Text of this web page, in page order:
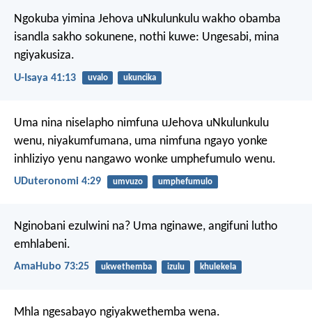
Ngokuba yimina Jehova uNkulunkulu wakho obamba
isandla sakho sokunene, nothi kuwe: Ungesabi, mina
ngiyakusiza.
U-Isaya 41:13 uvalo ukuncika
Uma nina niselapho nimfuna uJehova uNkulunkulu
wenu, niyakumfumana, uma nimfuna ngayo yonke
inhliziyo yenu nangawo wonke umphefumulo wenu.
UDuteronomi 4:29 umvuzo umphefumulo
Nginobani ezulwini na? Uma nginawe, angifuni lutho
emhlabeni.
AmaHubo 73:25 ukwethemba izulu khulekela
Mhla ngesabayo ngiyakwethemba wena.